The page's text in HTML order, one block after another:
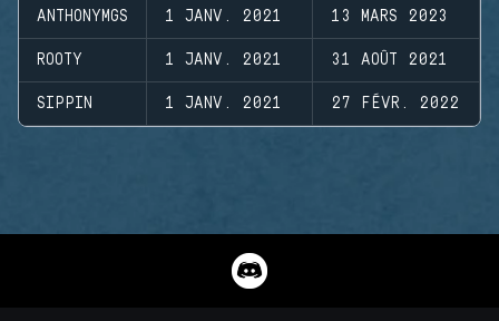
ANTHONYMGS 1 JANV. 2021 13 MARS 2023
ROOTY 1 JANV. 2021 31 AOÛT 2021
SIPPIN 1 JANV. 2021 27 FÉVR. 2022